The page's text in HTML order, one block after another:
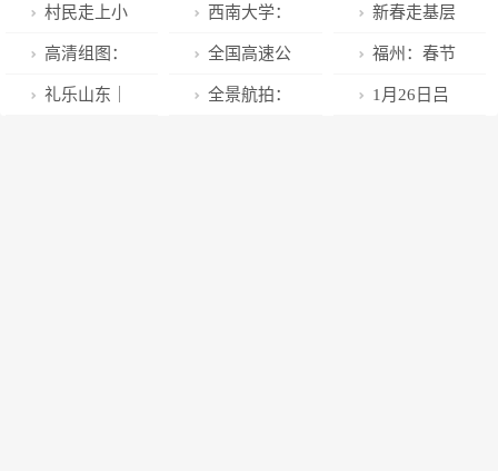
华优秀传统文
化系列谈 ｜
儵鱼出游从
气”升腾 “幸福
味”浓郁
《满江红》令
人壮怀激烈，
“作者是不是岳
村民走上小
康路；大棚结
出致富果
西南大学：
赵某与一博士
生存在不正当
新春走基层
｜于方堂，好
样的！
高清组图：
“月亮老人”披
全国高速公
路流量持续上
福州：春节
攻坚忙 建设不
礼乐山东｜ 全景航拍： 1月26日吕